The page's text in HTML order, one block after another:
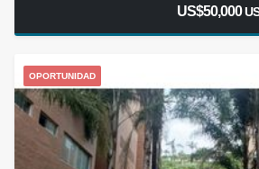
US$50,000
OPORTUNIDAD